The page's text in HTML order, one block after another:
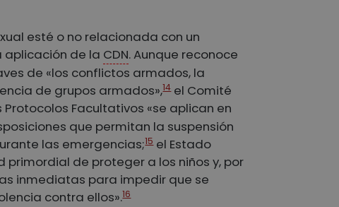
esté o no relacionada con un
aplicación de la CDN. Aunque reconoce
de «los conflictos armados, la
de grupos armados»,14el Comité
Protocolos Facultativos «se aplican en
que permitan la suspensión
las emergencias;15el Estado
primordial de proteger a los niños y, por
inmediatas para impedir que se
contra ellos».16